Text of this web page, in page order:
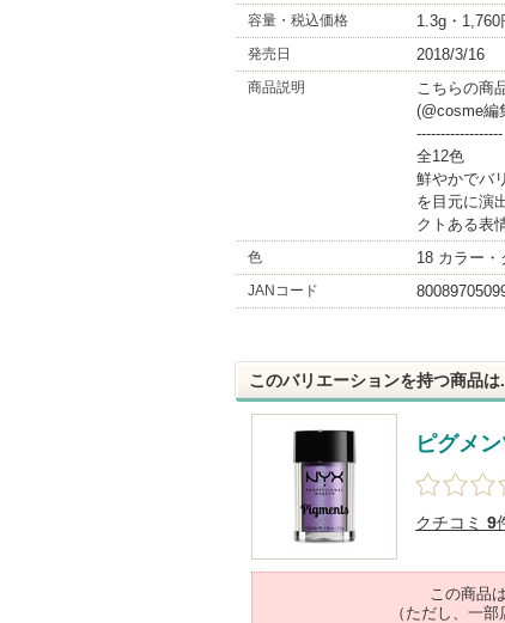
容量・税込価格 1.3g・
発売日 2018/3/16
商品説明
こちらの商
(@cosme編
------------------
全12色
鮮やかでバ
を目元に演
クトある表
色 18 カラー・
JANコード
このバリエーションを持つ商品は
ピグメ
クチコミ 9
この商品
（ただし、一